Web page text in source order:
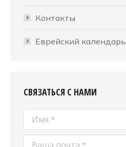
Контакты
Еврейский календарь
СВЯЗАТЬСЯ С НАМИ
Имя *
Ваша почта *